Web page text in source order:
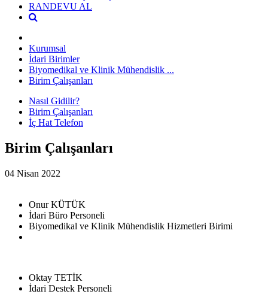
RANDEVU AL
Kurumsal
İdari Birimler
Biyomedikal ve Klinik Mühendislik ...
Birim Çalışanları
Nasıl Gidilir?
Birim Çalışanları
İç Hat Telefon
Birim Çalışanları
04 Nisan 2022
Onur KÜTÜK
İdari Büro Personeli
Biyomedikal ve Klinik Mühendislik Hizmetleri Birimi
Oktay TETİK
İdari Destek Personeli